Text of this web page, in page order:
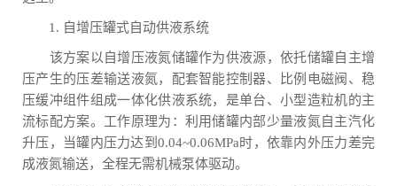
1. 自增压罐式自动供液系统
该方案以自增压液氮储罐作为供液源，依托储罐自主增
压产生的压差输送液氮，配套智能控制器、比例电磁阀、稳
压缓冲组件组成一体化供液系统，是单台、小型造粒机的主
流标配方案。工作原理为：利用储罐内部少量液氮自主汽化
升压，当罐内压力达到0.04~0.06MPa时，依靠内外压力差完
成液氮输送，全程无需机械泵体驱动。